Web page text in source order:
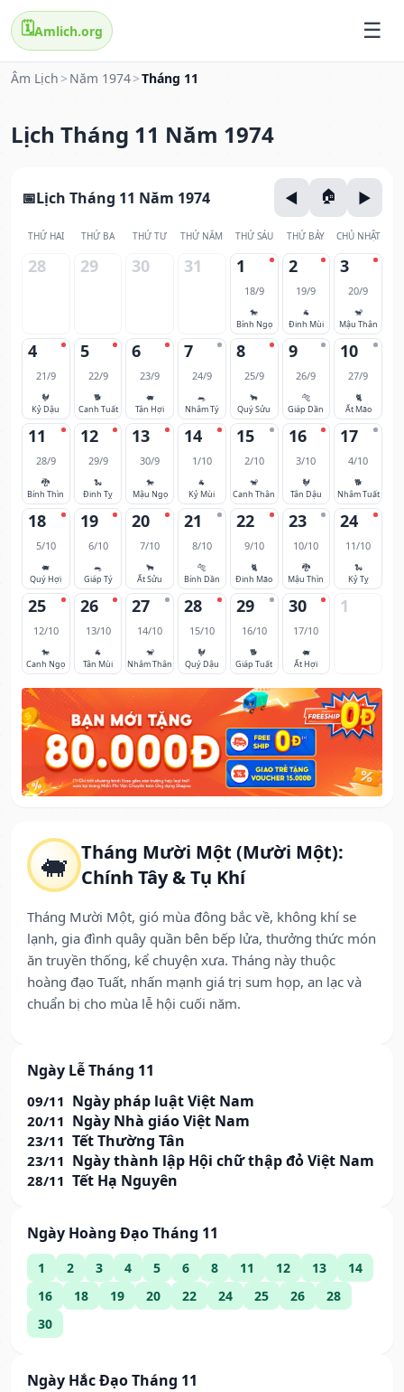
🗓️Amlich.org
Âm Lịch > Năm 1974>Tháng 11
Lịch Tháng 11 Năm 1974
🐖 Tháng Mười Một (Mười Một):
Chính Tây & Tụ Khí
Tháng Mười Một, gió mùa đông bắc về, không khí se
lạnh, gia đình quây quần bên bếp lửa, thưởng thức món
ăn truyền thống, kể chuyện xưa. Tháng này thuộc
hoàng đạo Tuất, nhấn mạnh giá trị sum họp, an lạc và
chuẩn bị cho mùa lễ hội cuối năm.
Ngày Lễ Tháng 11
09/11 Ngày pháp luật Việt Nam
20/11 Ngày Nhà giáo Việt Nam
23/11 Tết Thường Tân
23/11 Ngày thành lập Hội chữ thập đỏ Việt Nam
28/11 Tết Hạ Nguyên
Ngày Hoàng Đạo Tháng 11
1 2 3 4 5 6 8 11 12 13
14
16
18 19 20 22 24 25 26
28
30
Ngày Hắc Đạo Tháng 11
Lịch Tháng 11 Năm 1974
THỨ HAI THỨ BA THỨ TƯ THỨ NĂM THỨ SÁU THỨ BẢY CHỦ NHẬT
28 29 30 31 1
18/9
🐎
Bính Ngọ
2
19/9
🐐
Đinh Mùi
3
20/9
🐒
Mậu Thân
4
21/9
🐓
Kỷ Dậu
5
22/9
🐕
Canh Tuất
6
23/9
🐖
Tân Hợi
7
24/9
🐀
Nhâm Tý
8
25/9
🐂
Quý Sửu
9
26/9
🐅
Giáp Dần
10
27/9
🐈
Ất Mão
11
28/9
🐉
Bính Thìn
12
29/9
🐍
Đinh Tỵ
13
30/9
🐎
Mậu Ngọ
14
1/10
🐐
Kỷ Mùi
15
2/10
🐒
Canh Thân
16
3/10
🐓
Tân Dậu
17
4/10
🐕
Nhâm Tuất
18
5/10
🐖
Quý Hợi
19
6/10
🐀
Giáp Tý
20
7/10
🐂
Ất Sửu
21
8/10
🐅
Bính Dần
22
9/10
🐈
Đinh Mão
23
10/10
🐉
Mậu Thìn
24
11/10
🐍
Kỷ Tỵ
25
12/10
🐎
Canh Ngọ
26
13/10
🐐
Tân Mùi
27
14/10
🐒
Nhâm Thân
28
15/10
🐓
Quý Dậu
29
16/10
🐕
Giáp Tuất
30
17/10
🐖
Ất Hợi
1